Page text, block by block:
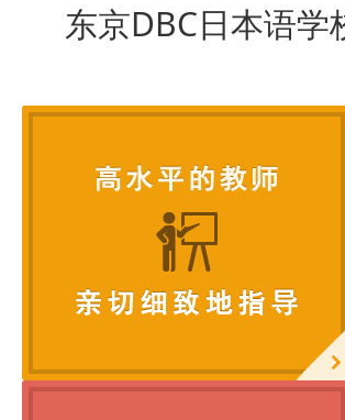
东京DBC日本语学